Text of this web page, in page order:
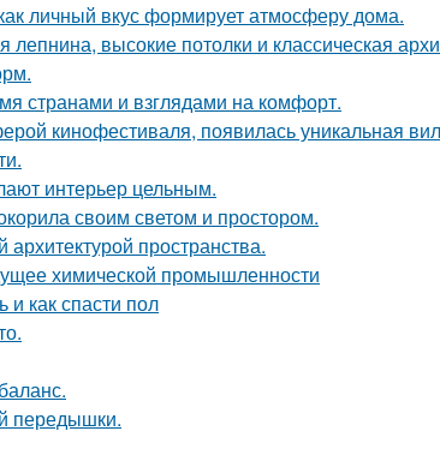
личный вкус формирует атмосферу дома.
высокие потолки и классическая
странами и взглядами на комфорт.
кинофестиваля, появилась уникальная
интерьер цельным.
своим светом и простором.
пространства.
химической промышленности
и как спасти пол
передышки.